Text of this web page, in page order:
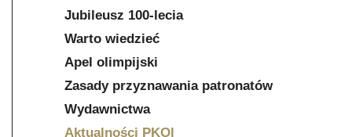
Jubileusz 100-lecia
Warto wiedzieć
Apel olimpijski
Zasady przyznawania patronatów
Wydawnictwa
Aktualności PKOl